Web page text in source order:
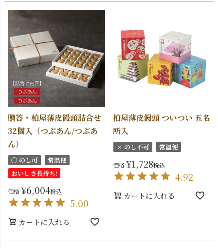
贈答・柏屋薄皮饅頭詰合せ
32個入（つぶあん/つぶあ
ん）
〇 のし可
常温便
おいしさ長持ち!
価格 ¥6,004税込
5.00
カートに入れる
柏屋薄皮饅頭 ついつい 五名
所入
× のし不可 常温便
価格 ¥1,728税込
4.92
カートに入れる